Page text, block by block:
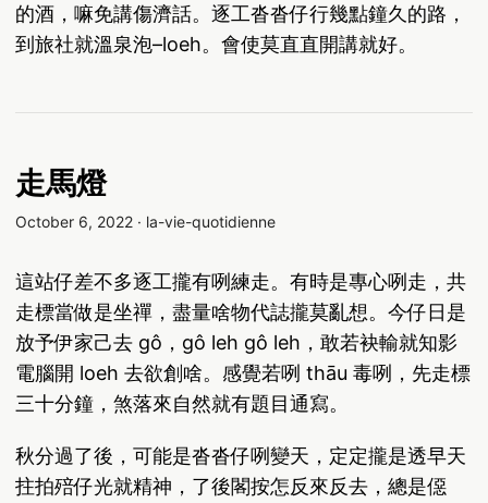
的酒，嘛免講傷濟話。逐工沓沓仔行幾點鐘久的路，
到旅社就溫泉泡–loeh。會使莫直直開講就好。
走馬燈
October 6, 2022 · la-vie-quotidienne
這站仔差不多逐工攏有咧練走。有時是專心咧走，共
走標當做是坐禪，盡量啥物代誌攏莫亂想。今仔日是
放予伊家己去 gô，gô leh gô leh，敢若袂輸就知影
電腦開 loeh 去欲創啥。感覺若咧 thāu 毒咧，先走標
三十分鐘，煞落來自然就有題目通寫。
秋分過了後，可能是沓沓仔咧變天，定定攏是透早天
拄拍殕仔光就精神，了後閣按怎反來反去，總是僫